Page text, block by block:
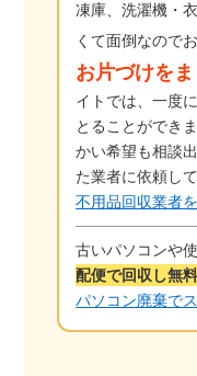
凍庫、洗濯機・
くて面倒なので
お片づけを
イトでは、一度
とることができ
かい希望も相談
た業者に依頼し
不用品回収業者
古いパソコンや
配便で回収し無
パソコン廃棄で